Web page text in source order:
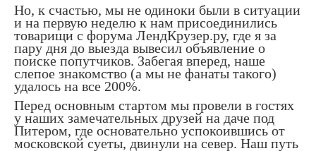
Но, к счастью, мы не одиноки были в ситуации
и на первую неделю к нам присоединились
товарищи с форума ЛендКрузер.ру, где я за
пару дня до выезда вывесил объявление о
поиске попутчиков. Забегая вперед, наше
слепое знакомство (а мы не фанаты такого)
удалось на все 200%.
Перед основным стартом мы провели в гостях
у наших замечательных друзей на даче под
Питером, где основательно успокоившись от
московской суеты, двинули на север. Наш путь